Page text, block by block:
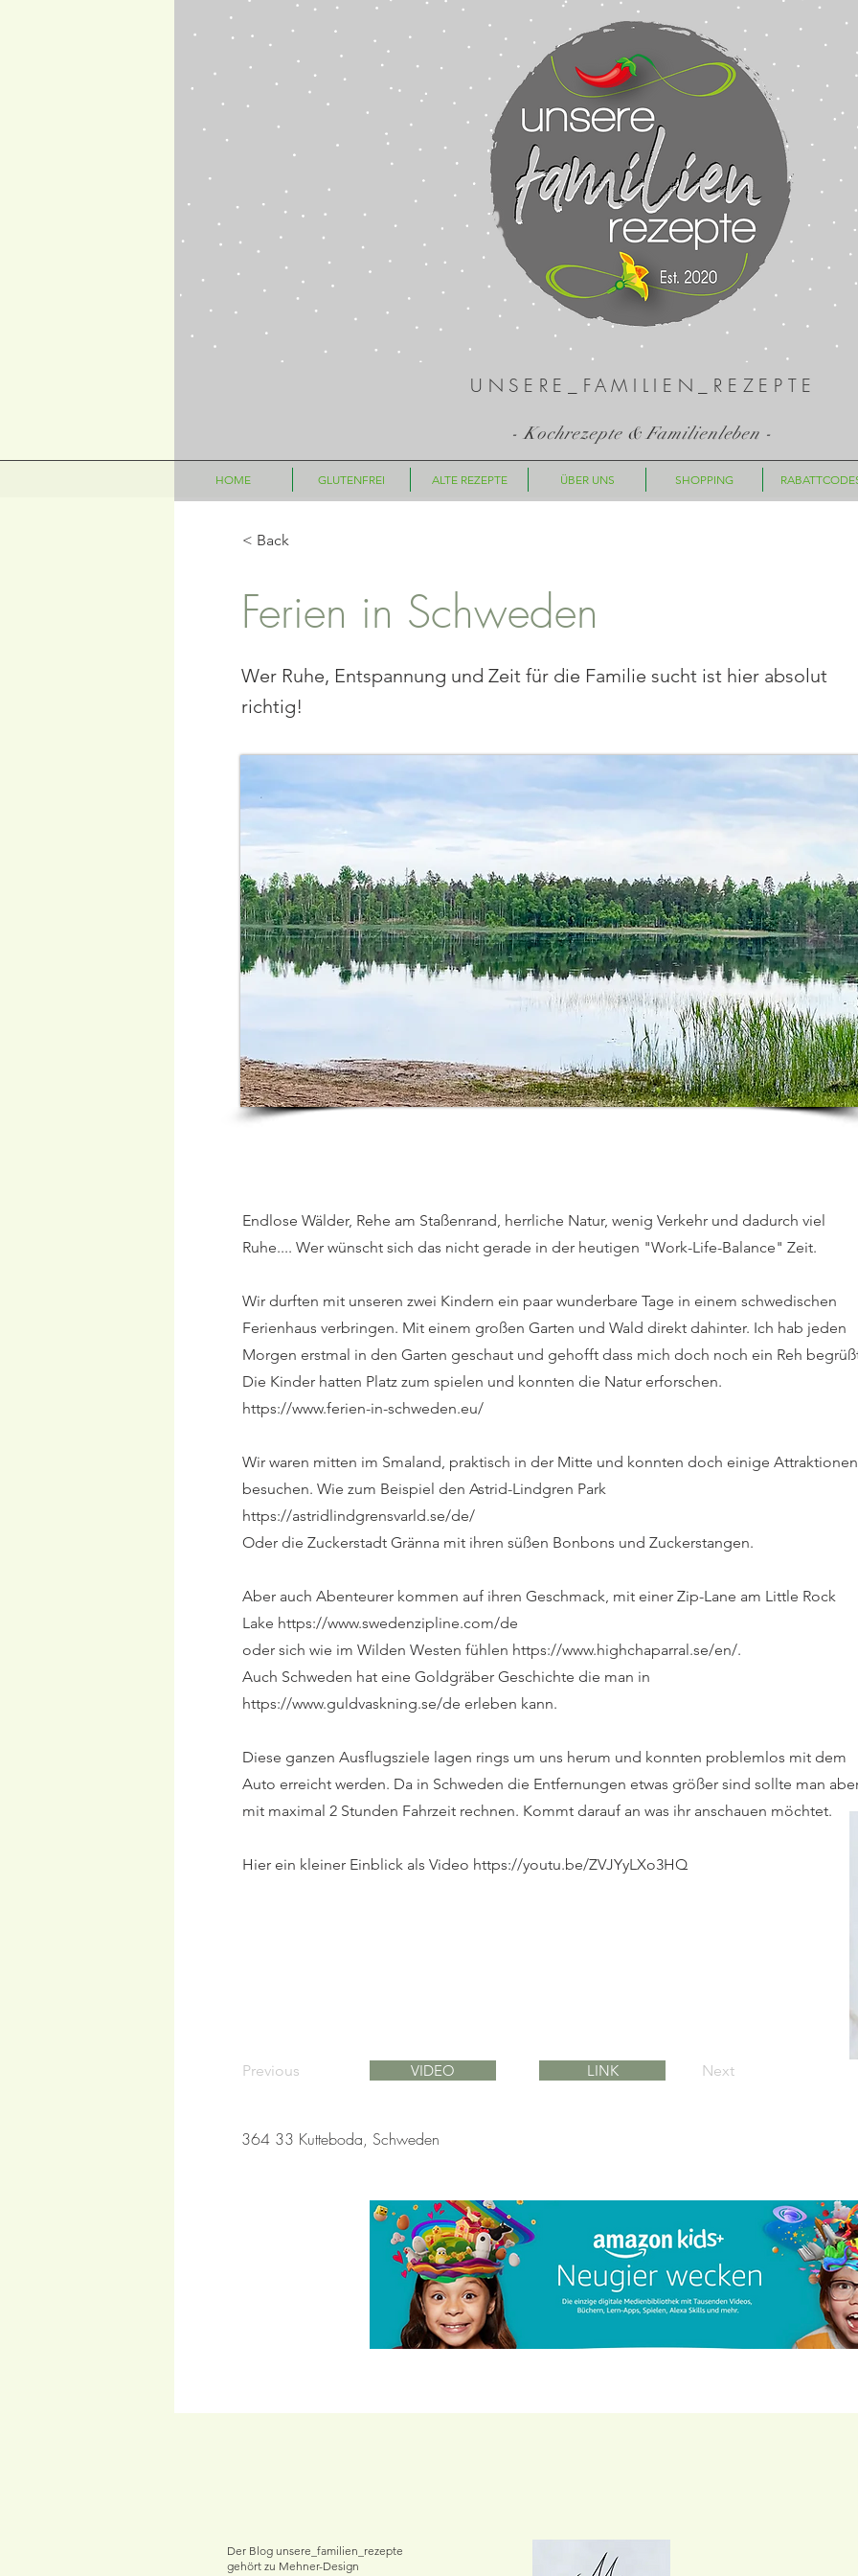
UNSERE_FAMILIEN_REZEPTE
- Kochrezepte & Familienleben -
HOME GLUTENFREI ALTE REZEPTE ÜBER UNS SHOPPING
< Back
Ferien in Schweden
Wer Ruhe, Entspannung und Zeit für die Familie sucht ist hier absolut
richtig!
Endlose Wälder, Rehe am Staßenrand, herrliche Natur, wenig Verkehr und dadurch viel
Ruhe.... Wer wünscht sich das nicht gerade in der heutigen "Work-Life-Balance" Zeit.
Wir durften mit unseren zwei Kindern ein paar wunderbare Tage in einem schwedischen
Ferienhaus verbringen. Mit einem großen Garten und Wald direkt dahinter. Ich hab jeden
Morgen erstmal in den Garten geschaut und gehofft dass mich doch noch ein Reh
Die Kinder hatten Platz zum spielen und konnten die Natur erforschen.
https://www.ferien-in-schweden.eu/
Wir waren mitten im Smaland, praktisch in der Mitte und konnten doch einige Attraktionen
besuchen. Wie zum Beispiel den Astrid-Lindgren Park
https://astridlindgrensvarld.se/de/
Oder die Zuckerstadt Gränna mit ihren süßen Bonbons und Zuckerstangen.
Aber auch Abenteurer kommen auf ihren Geschmack, mit einer Zip-Lane am Little Rock
Lake https://www.swedenzipline.com/de
oder sich wie im Wilden Westen fühlen https://www.highchaparral.se/en/.
Auch Schweden hat eine Goldgräber Geschichte die man in
https://www.guldvaskning.se/de erleben kann.
Diese ganzen Ausflugsziele lagen rings um uns herum und konnten problemlos mit dem
Auto erreicht werden. Da in Schweden die Entfernungen etwas größer sind sollte man
mit maximal 2 Stunden Fahrzeit rechnen. Kommt darauf an was ihr anschauen möchtet.
Hier ein kleiner Einblick als Video https://youtu.be/ZVJYyLXo3HQ
Previous VIDEO LINK Next
364 33 Kutteboda, Schweden
Der Blog unsere_familien_rezepte
gehört zu Mehner-Design